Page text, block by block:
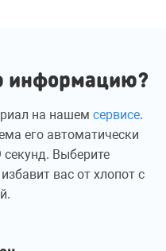
информацию?
на нашем сервисе.
его автоматически
секунд. Выберите
вас от хлопот с